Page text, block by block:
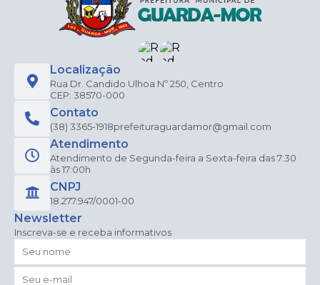
Localização
Rua Dr. Candido Ulhoa Nº 250, Centro
CEP: 38570-000
Contato
(38) 3365-1918prefeituraguardamor@gmail.com
Atendimento
Atendimento de Segunda-feira a Sexta-feira das 7:30
às 17:00h
CNPJ
18.277.947/0001-00
Newsletter
Inscreva-se e receba informativos